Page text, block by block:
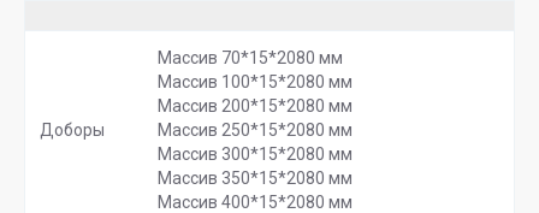
Доборы
Массив 70*15*2080 мм
Массив 100*15*2080 мм
Массив 200*15*2080 мм
Массив 250*15*2080 мм
Массив 300*15*2080 мм
Массив 350*15*2080 мм
Массив 400*15*2080 мм